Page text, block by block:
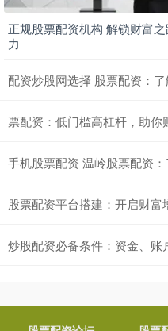
正规股票配资机构 解锁财富
力
配资炒股网选择 股票配资：
票配资：低门槛高杠杆，助你
手机股票配资 温岭股票配资
股票配资平台搭建：开启财富
炒股配资必备条件：资金、账